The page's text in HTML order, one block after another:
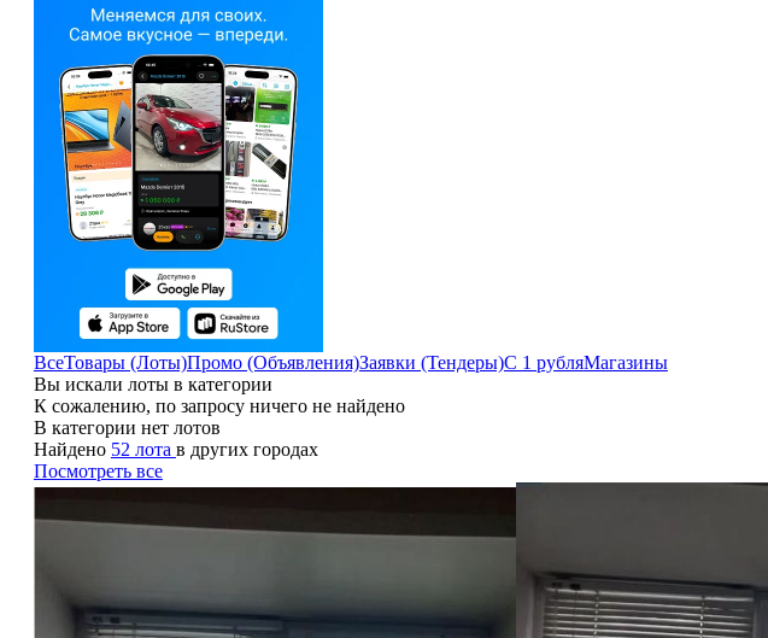
ВсеТовары (Лоты)Промо (Объявления)Заявки (Тендеры)С 1 рубляМагазины
Вы искали лоты в категории
К сожалению, по запросу ничего не найдено
В категории нет лотов
Найдено 52 лота в других городах
Посмотреть все